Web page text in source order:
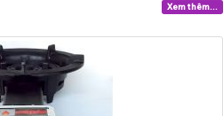
Xem thêm...